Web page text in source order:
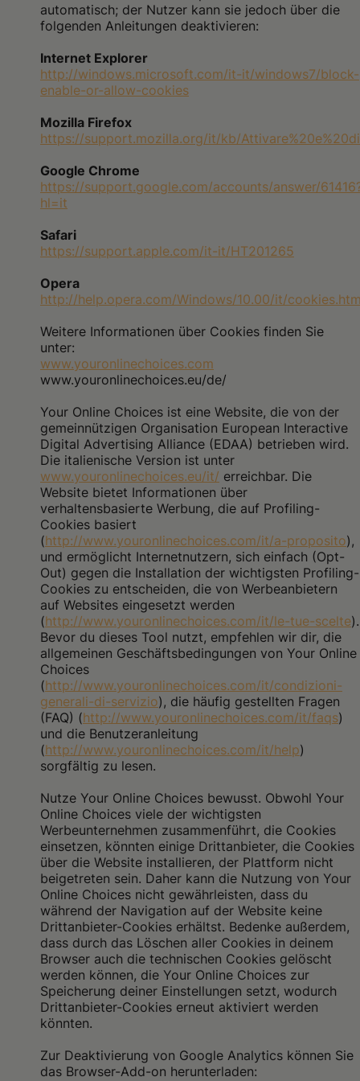
automatisch; der Nutzer kann sie jedoch über die
folgenden Anleitungen deaktivieren:
Internet Explorer
http://windows.microsoft.com/it-it/windows7/block-
enable-or-allow-cookies
Mozilla Firefox
https://support.mozilla.org/it/kb/
Google Chrome
https://support.google.com/accounts/answer/
hl=it
Safari
https://support.apple.com/it-it/HT201265
Opera
http://help.opera.com/Windows/10.00/it/
Weitere Informationen über Cookies finden Sie
unter:
www.youronlinechoices.com
www.youronlinechoices.eu/de/
Your Online Choices ist eine Website, die von der
gemeinnützigen Organisation European Interactive
Digital Advertising Alliance (EDAA) betrieben wird.
Die italienische Version ist unter
www.youronlinechoices.eu/it/ erreichbar. Die
Website bietet Informationen über
verhaltensbasierte Werbung, die auf Profiling-
Cookies basiert
(http://www.youronlinechoices.com/it/a-proposito),
und ermöglicht Internetnutzern, sich einfach (Opt-
Out) gegen die Installation der wichtigsten Profiling-
Cookies zu entscheiden, die von Werbeanbietern
auf Websites eingesetzt werden
(http://www.youronlinechoices.com/it/le-tue-scelte).
Bevor du dieses Tool nutzt, empfehlen wir dir, die
allgemeinen Geschäftsbedingungen von Your Online
Choices
(http://www.youronlinechoices.com/it/condizioni-
generali-di-servizio), die häufig gestellten Fragen
(FAQ) (http://www.youronlinechoices.com/it/faqs)
und die Benutzeranleitung
(http://www.youronlinechoices.com/it/help)
sorgfältig zu lesen.
Nutze Your Online Choices bewusst. Obwohl Your
Online Choices viele der wichtigsten
Werbeunternehmen zusammenführt, die Cookies
einsetzen, könnten einige Drittanbieter, die Cookies
über die Website installieren, der Plattform nicht
beigetreten sein. Daher kann die Nutzung von Your
Online Choices nicht gewährleisten, dass du
während der Navigation auf der Website keine
Drittanbieter-Cookies erhältst. Bedenke außerdem,
dass durch das Löschen aller Cookies in deinem
Browser auch die technischen Cookies gelöscht
werden können, die Your Online Choices zur
Speicherung deiner Einstellungen setzt, wodurch
Drittanbieter-Cookies erneut aktiviert werden
könnten.
Zur Deaktivierung von Google Analytics können Sie
das Browser-Add-on herunterladen: